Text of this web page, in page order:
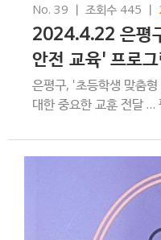
No. 39 ㅣ 조회수 445 ㅣ
2024.4.22 은평
안전 교육' 프로
은평구, '초등학생 맞춤
대한 중요한 교훈 전달 …
체험 …